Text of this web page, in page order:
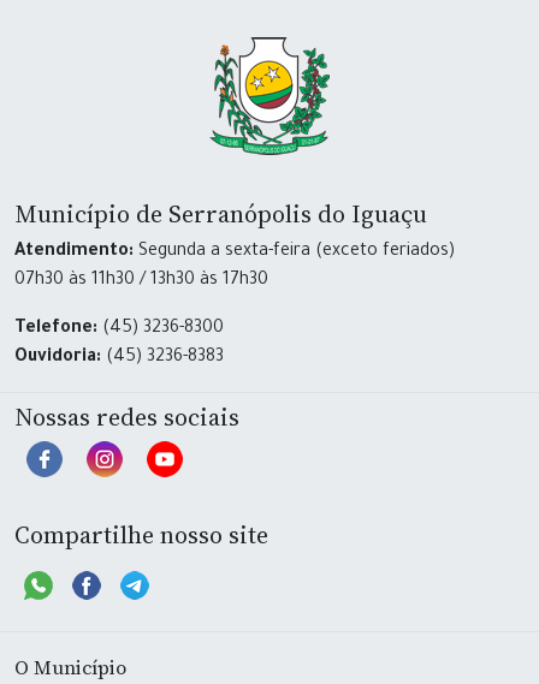
Município de Serranópolis do Iguaçu
Atendimento: Segunda a sexta-feira (exceto feriados)
07h30 às 11h30 / 13h30 às 17h30
Telefone: (45) 3236-8300
Ouvidoria: (45) 3236-8383
Nossas redes sociais
Compartilhe nosso site
O Município